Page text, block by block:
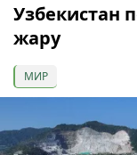
Узбекистан
жару
МИР